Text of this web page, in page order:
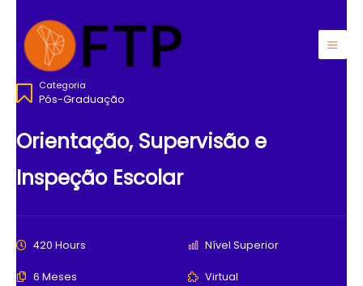
conteúdo
Categoria
Pós-Graduação
Orientação, Supervisão e
Inspeção Escolar
420 Hours Nível Superior
6 Meses Virtual